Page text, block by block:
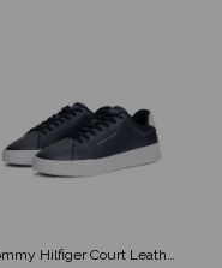
Tommy Hilfiger Court Leather Sko Navy